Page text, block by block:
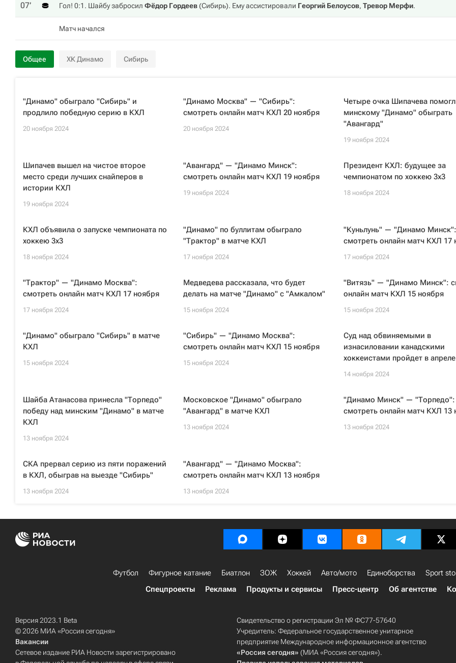
07‎’‎ Гол! 0:1. Шайбу забросил Фёдор Гордеев(Сибирь). Ему ассистировали Георгий Белоусов, Тревор Мерфи.
Матч начался
Общее ХК Динамо Сибирь
"Динамо" обыграло "Сибирь" и
продлило победную серию в КХЛ
20 ноября 2024
"Динамо Москва" — "Сибирь":
смотреть онлайн матч КХЛ 20 ноября
20 ноября 2024
Четыре очка Шипачева
минскому "Динамо" обыграть
"Авангард"
19 ноября 2024
Шипачев вышел на чистое второе
место среди лучших снайперов в
истории КХЛ
19 ноября 2024
"Авангард" — "Динамо Минск":
смотреть онлайн матч КХЛ 19 ноября
19 ноября 2024
Президент КХЛ: будущее за
чемпионатом по хоккею 3х3
18 ноября 2024
КХЛ объявила о запуске чемпионата по
хоккею 3х3
18 ноября 2024
"Динамо" по буллитам обыграло
"Трактор" в матче КХЛ
17 ноября 2024
"Куньлунь" — "Динамо Минск":
смотреть онлайн матч КХЛ 17
17 ноября 2024
"Трактор" — "Динамо Москва":
смотреть онлайн матч КХЛ 17 ноября
17 ноября 2024
Медведева рассказала, что будет
делать на матче "Динамо" с "Амкалом"
15 ноября 2024
"Витязь" — "Динамо Минск":
онлайн матч КХЛ 15 ноября
15 ноября 2024
"Динамо" обыграло "Сибирь" в матче
КХЛ
15 ноября 2024
"Сибирь" — "Динамо Москва":
смотреть онлайн матч КХЛ 15 ноября
15 ноября 2024
Суд над обвиняемыми в
изнасиловании канадскими
хоккеистами пройдет в апреле
14 ноября 2024
Шайба Атанасова принесла "Торпедо"
победу над минским "Динамо" в матче
КХЛ
13 ноября 2024
Московское "Динамо" обыграло
"Авангард" в матче КХЛ
13 ноября 2024
"Динамо Минск" — "Торпедо":
смотреть онлайн матч КХЛ 13
13 ноября 2024
СКА прервал серию из пяти поражений
в КХЛ, обыграв на выезде "Сибирь"
13 ноября 2024
"Авангард" — "Динамо Москва":
смотреть онлайн матч КХЛ 13 ноября
13 ноября 2024
Футбол Фигурное катание Биатлон ЗОЖ Хоккей Авто/мото Единоборства
Sport
Спецпроекты
Реклама Продукты и сервисы Пресс-центр Об агентстве
Версия 2023.1 Beta
© 2026 МИА «Россия сегодня»
Вакансии
Сетевое издание РИА Новости зарегистрировано
Свидетельство о регистрации Эл № ФС77-57640
Учредитель: Федеральное государственное унитарное
предприятие Международное информационное агентство
«Россия сегодня» (МИА «Россия сегодня»).